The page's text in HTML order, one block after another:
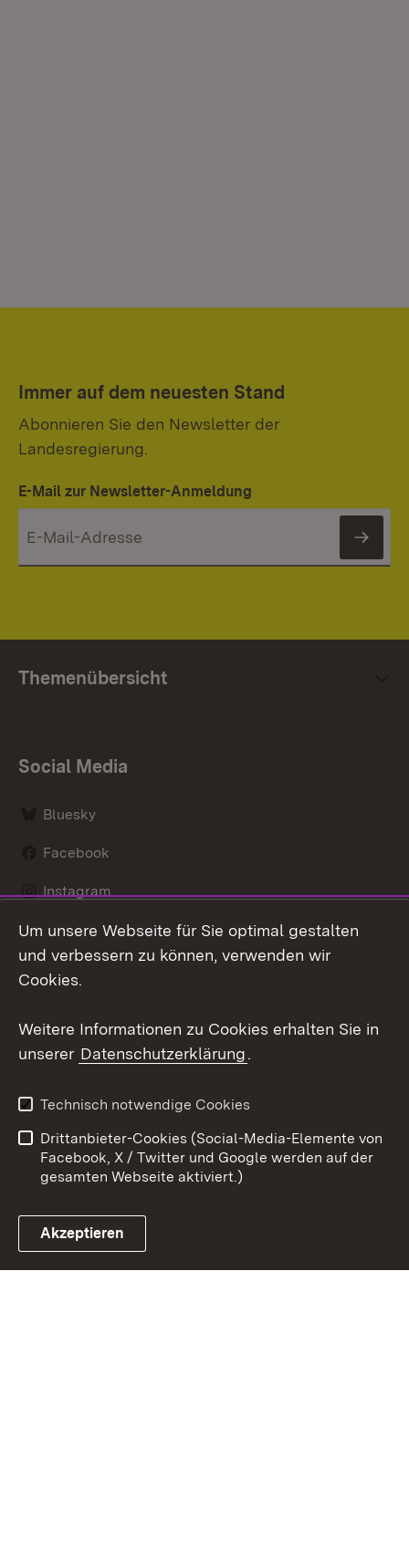
Immer auf dem neuesten Stand
Abonnieren Sie den Newsletter der
Landesregierung.
E-Mail zur Newsletter-Anmeldung
Themenübersicht
Social Media
Bluesky
Facebook
Instagram
LinkedIn
Link zum Landesportal
Datenschutz
Barrierefreiheit
Impressum
Cookies
Um unsere Webseite für Sie optimal gestalten
und verbessern zu können, verwenden wir
Cookies.
Weitere Informationen zu Cookies erhalten Sie in
unserer Datenschutzerklärung.
Technisch notwendige Cookies
Drittanbieter-Cookies (Social-Media-Elemente von
Facebook, X / Twitter und Google werden auf der
gesamten Webseite aktiviert.)
Akzeptieren